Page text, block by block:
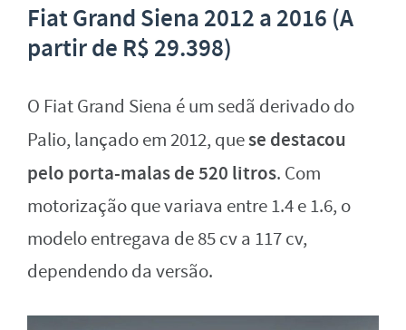
Fiat Grand Siena 2012 a 2016 (A
partir de R$ 29.398)
O Fiat Grand Siena é um sedã derivado do
Palio, lançado em 2012, quese destacou
pelo porta-malas de 520 litros. Com
motorização que variava entre 1.4 e 1.6, o
modelo entregava de 85 cv a 117 cv,
dependendo da versão.